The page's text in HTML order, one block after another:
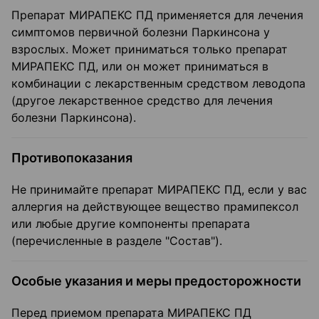
Препарат МИРАПЕКС ПД применяется для лечения
симптомов первичной болезни Паркинсона у
взрослых. Может приниматься только препарат
МИРАПЕКС ПД, или он может приниматься в
комбинации с лекарственным средством леводопа
(другое лекарственное средство для лечения
болезни Паркинсона).
Противопоказания
Не принимайте препарат МИРАПЕКС ПД, если у вас
аллергия на действующее вещество прамипексол
или любые другие компоненты препарата
(перечисленные в разделе "Состав").
Особые указания и меры предосторожности
Перед приемом препарата МИРАПЕКС ПД